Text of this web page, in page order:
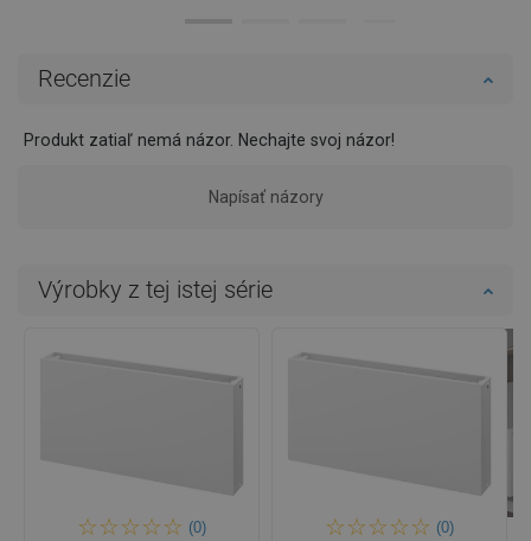
Recenzie
Produkt zatiaľ nemá názor. Nechajte svoj názor!
Napísať názory
Výrobky z tej istej série
(0) (0)